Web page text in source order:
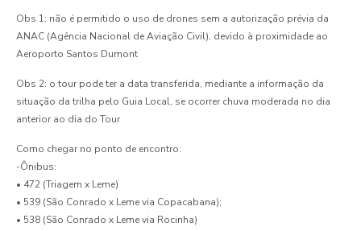
Obs 1: não é permitido o uso de drones sem a autorização prévia da
ANAC (Agência Nacional de Aviação Civil), devido à proximidade ao
Aeroporto Santos Dumont
Obs 2: o tour pode ter a data transferida, mediante a informação da
situação da trilha pelo Guia Local, se ocorrer chuva moderada no dia
anterior ao dia do Tour
Como chegar no ponto de encontro:
-Ônibus:
• 472 (Triagem x Leme)
• 539 (São Conrado x Leme via Copacabana);
• 538 (São Conrado x Leme via Rocinha)